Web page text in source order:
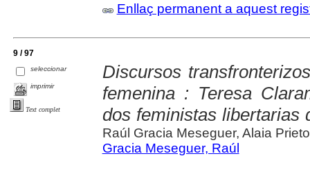
Enllaç permanent a aquest
9 / 97
seleccionar
imprimir
Text complet
Discursos
femenina : Teresa
dos feministas libertarias
Raúl Gracia Meseguer, Alaia
Gracia Meseguer, Raúl